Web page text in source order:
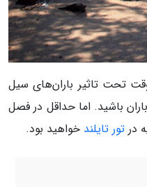
تحت تاثیر باران‌های سیل
باشید. اما حداقل در فصل
در تور تایلند خواهید بود.